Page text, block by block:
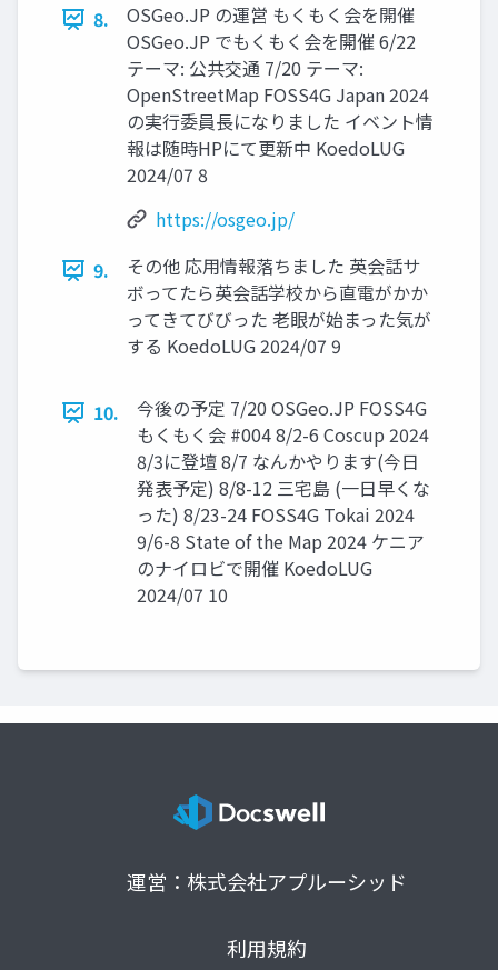
8.
OSGeo.JP の運営 もくもく会を開催
OSGeo.JP でもくもく会を開催 6/22
テーマ: 公共交通 7/20 テーマ:
OpenStreetMap FOSS4G Japan 2024
の実行委員長になりました イベント情
報は随時HPにて更新中 KoedoLUG
2024/07 8
https://osgeo.jp/
9.
その他 応用情報落ちました 英会話サ
ボってたら英会話学校から直電がかか
ってきてびびった 老眼が始まった気が
する KoedoLUG 2024/07 9
10.
今後の予定 7/20 OSGeo.JP FOSS4G
もくもく会 #004 8/2-6 Coscup 2024
8/3に登壇 8/7 なんかやります(今日
発表予定) 8/8-12 三宅島 (一日早くな
った) 8/23-24 FOSS4G Tokai 2024
9/6-8 State of the Map 2024 ケニア
のナイロビで開催 KoedoLUG
2024/07 10
運営：株式会社アプルーシッド
利用規約